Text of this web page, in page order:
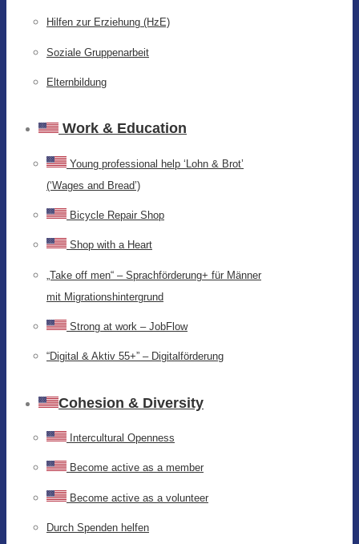
Hilfen zur Erziehung (HzE)
Soziale Gruppenarbeit
Elternbildung
Work & Education
Young professional help ‘Lohn & Brot’
(‘Wages and Bread’)
Bicycle Repair Shop
Shop with a Heart
„Take off men“ – Sprachförderung+ für Männer
mit Migrationshintergrund
Strong at work – JobFlow
“Digital & Aktiv 55+” – Digitalförderung
Cohesion & Diversity
Intercultural Openness
Become active as a member
Become active as a volunteer
Durch Spenden helfen